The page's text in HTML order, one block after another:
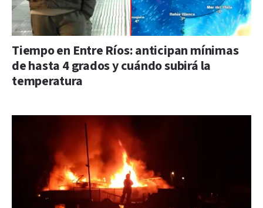
Tiempo en Entre Ríos: anticipan mínimas
de hasta 4 grados y cuándo subirá la
temperatura